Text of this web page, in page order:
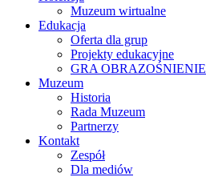
Muzeum wirtualne
Edukacja
Oferta dla grup
Projekty edukacyjne
GRA OBRAZOŚNIENIE
Muzeum
Historia
Rada Muzeum
Partnerzy
Kontakt
Zespół
Dla mediów